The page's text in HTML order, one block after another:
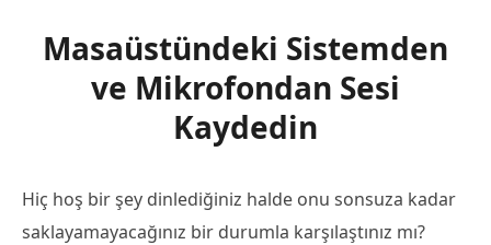
Masaüstündeki Sistemden
ve Mikrofondan Sesi
Kaydedin
Hiç hoş bir şey dinlediğiniz halde onu sonsuza kadar
saklayamayacağınız bir durumla karşılaştınız mı?